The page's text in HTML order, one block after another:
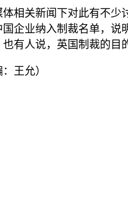
体相关新闻下对此有不少
国企业纳入制裁名单，
有人说，英国制裁的目
：王允）